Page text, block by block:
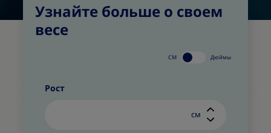
Узнайте больше о своем
весе
СМ Дюймы
Рост
см